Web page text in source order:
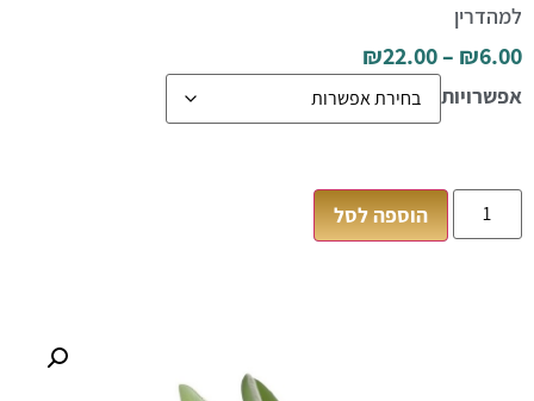
למהדרין
₪6.00
–
₪22.00
אפשרויות
הוספה לסל